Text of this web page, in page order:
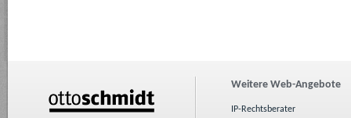
Weitere Web-Angebote
IP-Rechtsberater